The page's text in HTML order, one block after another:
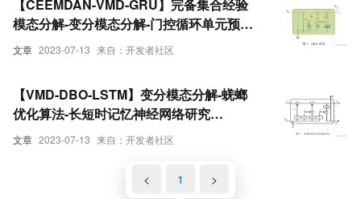
文章 2023-07-13 来自：开发者社区
【CEEMDAN-VMD-GRU】完备集合经验
模态分解-变分模态分解-门控循环单元预测
研究（Python代码实现）
文章 2023-07-13 来自：开发者社区
【VMD-DBO-LSTM】变分模态分解-蜣螂
优化算法-长短时记忆神经网络研究
（Python代码实现）
< 1 >